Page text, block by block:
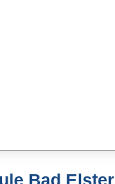
Bad Elster